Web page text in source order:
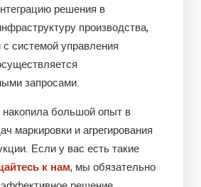
решения в
производства,
системой управления
запросами.
большой опыт в
маркировки и агрегирования
Если у вас есть такие
к нам, мы обязательно